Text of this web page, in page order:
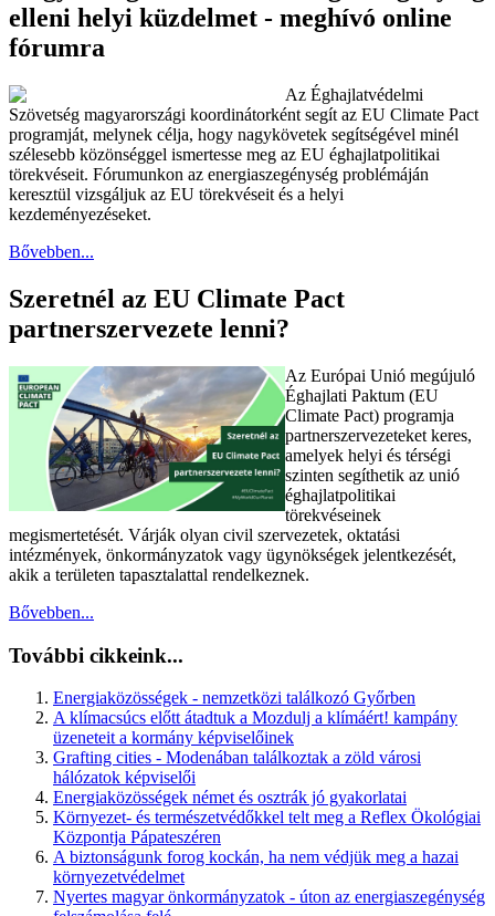
elleni helyi küzdelmet - meghívó online
fórumra
Az Éghajlatvédelmi
Szövetség magyarországi koordinátorként segít az EU Climate Pact
programját, melynek célja, hogy nagykövetek segítségével minél
szélesebb közönséggel ismertesse meg az EU éghajlatpolitikai
törekvéseit. Fórumunkon az energiaszegénység problémáján
keresztül vizsgáljuk az EU törekvéseit és a helyi
kezdeményezéseket.
Bővebben...
Szeretnél az EU Climate Pact
partnerszervezete lenni?
Az Európai Unió megújuló
Éghajlati Paktum (EU
Climate Pact) programja
partnerszervezeteket keres,
amelyek helyi és térségi
szinten segíthetik az unió
éghajlatpolitikai
törekvéseinek
megismertetését. Várják olyan civil szervezetek, oktatási
intézmények, önkormányzatok vagy ügynökségek jelentkezését,
akik a területen tapasztalattal rendelkeznek.
Bővebben...
További cikkeink...
Energiaközösségek - nemzetközi találkozó Győrben
A klímacsúcs előtt átadtuk a Mozdulj a klímáért! kampány
üzeneteit a kormány képviselőinek
Grafting cities - Modenában találkoztak a zöld városi
hálózatok képviselői
Energiaközösségek német és osztrák jó gyakorlatai
Környezet- és természetvédőkkel telt meg a Reflex Ökológiai
Központja Pápateszéren
A biztonságunk forog kockán, ha nem védjük meg a hazai
környezetvédelmet
Nyertes magyar önkormányzatok - úton az energiaszegénység